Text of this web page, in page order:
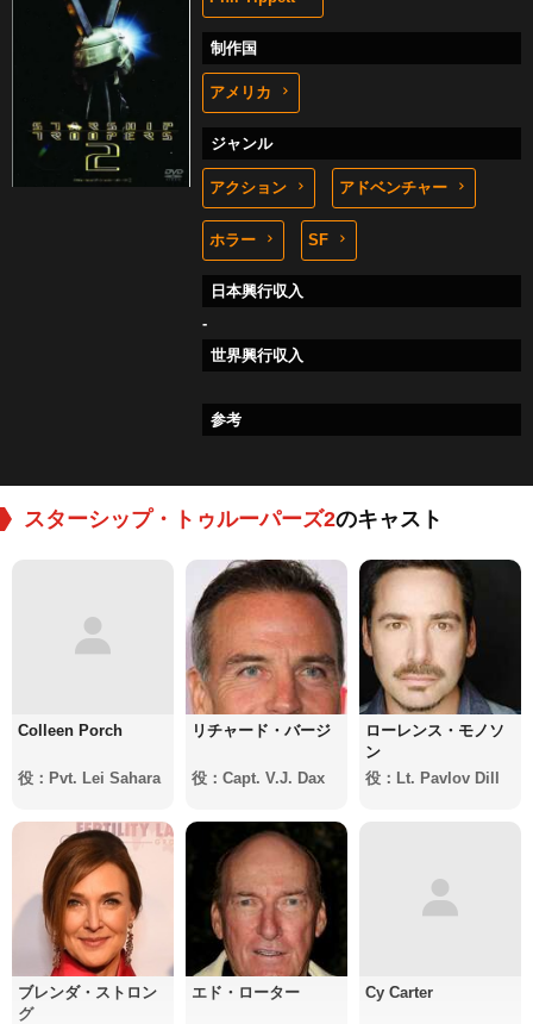
制作国
アメリカ
ジャンル
アクション アドベンチャー
ホラー SF
日本興行収入
-
世界興行収入
参考
スターシップ・トゥルーパーズ2のキャスト
Colleen Porch
役：Pvt. Lei Sahara
リチャード・バージ
役：Capt. V.J. Dax
ローレンス・モノソ
ン
役：Lt. Pavlov Dill
ブレンダ・ストロン
グ
エド・ローター Cy Carter